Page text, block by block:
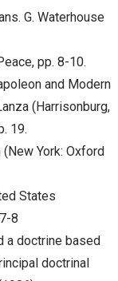
G. Waterhouse
pp. 8-10.
and Modern
(Harrisonburg,
19.
(New York: Oxford
States
8
a doctrine based
doctrinal